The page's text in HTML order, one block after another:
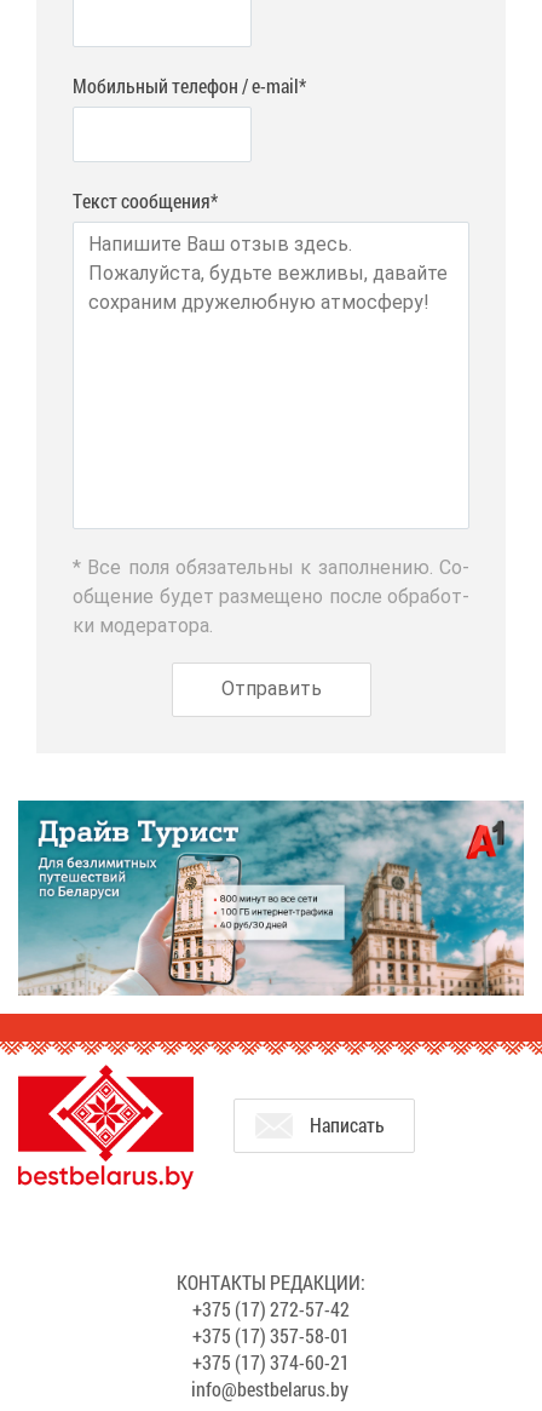
Мобильный телефон / e-mail*
Текст сообщения*
* Все по­ля обя­за­тель­ны к за­пол­не­нию. Со­
об­ще­ние бу­дет раз­ме­ще­но по­сле об­ра­бот­
ки мо­де­ра­то­ра.
На­пи­сать
КОН­ТАК­ТЫ РЕ­ДАК­ЦИИ:
+375 (17) 272-57-42
+375 (17) 357-58-01
+375 (17) 374-60-21
info@​bes​tbel​arus.​by